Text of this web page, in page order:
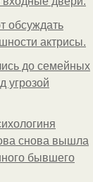
обсуждать
актрисы.
до семейных
угрозой
снова вышла
бывшего